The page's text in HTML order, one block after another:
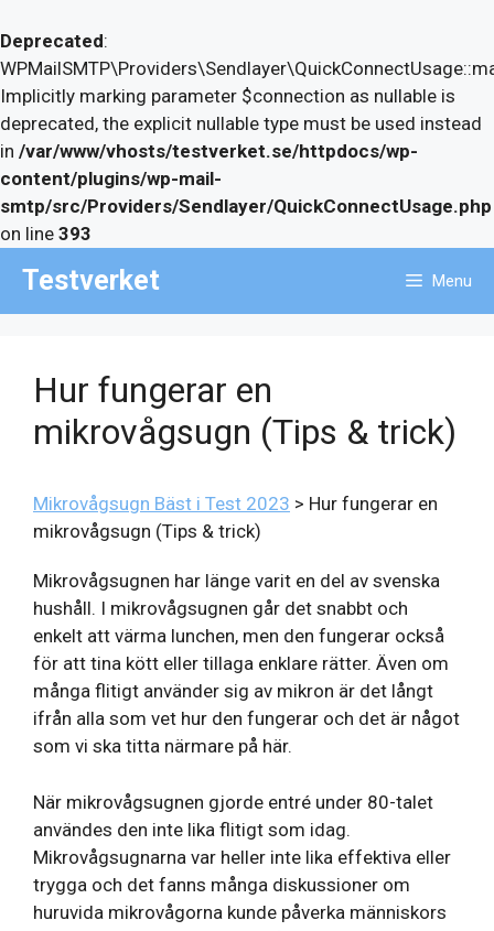
Deprecated:
Implicitly marking parameter $connection as nullable is
deprecated, the explicit nullable type must be used instead
in /var/www/vhosts/testverket.se/httpdocs/wp-
content/plugins/wp-mail-
smtp/src/Providers/Sendlayer/QuickConnectUsage.php
on line 393
content
Testverket Menu
Hur fungerar en
mikrovågsugn (Tips & trick)
Mikrovågsugn Bäst i Test 2023 > Hur fungerar en
mikrovågsugn (Tips & trick)
Mikrovågsugnen har länge varit en del av svenska
hushåll. I mikrovågsugnen går det snabbt och
enkelt att värma lunchen, men den fungerar också
för att tina kött eller tillaga enklare rätter. Även om
många flitigt använder sig av mikron är det långt
ifrån alla som vet hur den fungerar och det är något
som vi ska titta närmare på här.
När mikrovågsugnen gjorde entré under 80-talet
användes den inte lika flitigt som idag.
Mikrovågsugnarna var heller inte lika effektiva eller
trygga och det fanns många diskussioner om
huruvida mikrovågorna kunde påverka människors